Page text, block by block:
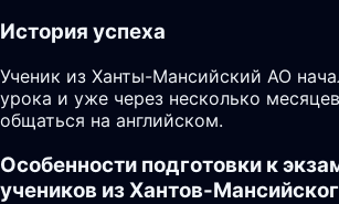
История успеха
Ученик из Ханты-Мансийский АО
урока и уже через несколько
общаться на английском.
Особенности подготовки к
учеников из Хантов-